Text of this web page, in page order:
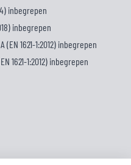
inbegrepen
inbegrepen
1621-1:2012) inbegrepen
1621-1:2012) inbegrepen